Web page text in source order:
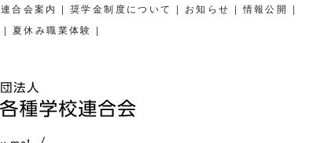
連合会案内 | 奨学金制度について | お知らせ |情報公開 |
| 夏休み職業体験 |